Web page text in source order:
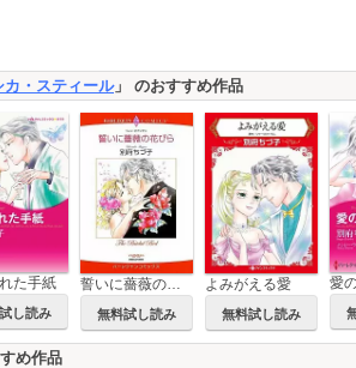
カ・スティール」 のおすすめ作品
た手紙
し読み 無料試し読み
よみがえる愛
無料試し読み
愛
め作品